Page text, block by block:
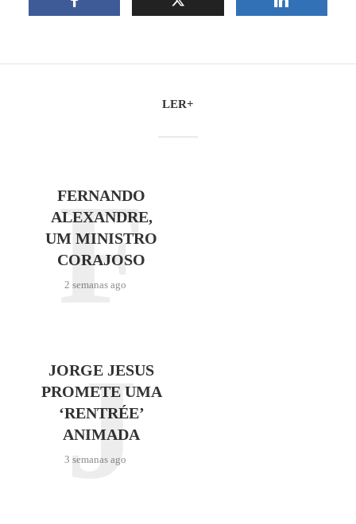
LER+
FERNANDO
ALEXANDRE,
UM MINISTRO
CORAJOSO
2 semanas ago
F
JORGE JESUS
PROMETE UMA
‘RENTRÉE’
ANIMADA
3 semanas ago
J